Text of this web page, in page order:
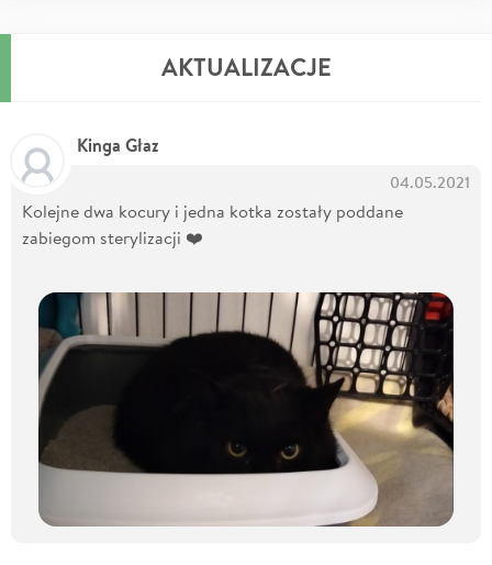
AKTUALIZACJE
Kinga Głaz
04.05.2021
Kolejne dwa kocury i jedna kotka zostały poddane
zabiegom sterylizacji ❤️